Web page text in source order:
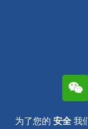
为了您的 安全 我